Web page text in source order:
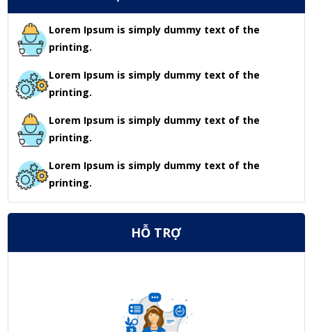
Lorem Ipsum is simply dummy text of the
printing.
Lorem Ipsum is simply dummy text of the
printing.
Lorem Ipsum is simply dummy text of the
printing.
Lorem Ipsum is simply dummy text of the
printing.
HỖ TRỢ